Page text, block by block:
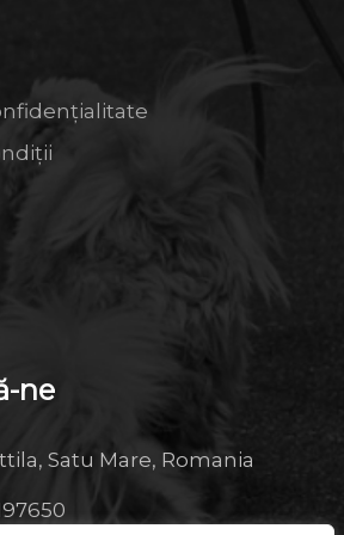
ne
Satu Mare, Romania